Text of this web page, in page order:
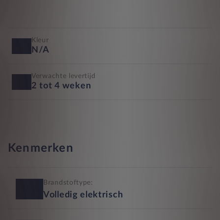
Kleur
N/A
Verwachte levertijd
2 tot 4 weken
Kenmerken
Brandstoftype:
Volledig elektrisch